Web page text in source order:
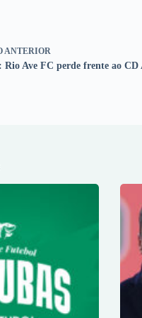
ANTERIOR
Rio Ave FC perde frente ao CD